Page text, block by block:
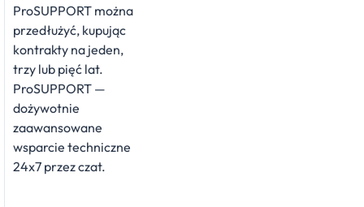
ProSUPPORT można
przedłużyć, kupując
kontrakty na jeden,
trzy lub pięć lat.
ProSUPPORT —
dożywotnie
zaawansowane
wsparcie techniczne
24x7 przez czat.